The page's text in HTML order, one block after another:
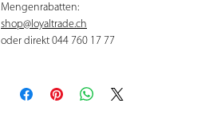
Mengenrabatten:
shop@loyaltrade.ch
oder direkt 044 760 17 77